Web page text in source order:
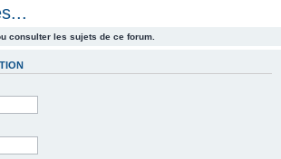
consulter les sujets de ce forum.